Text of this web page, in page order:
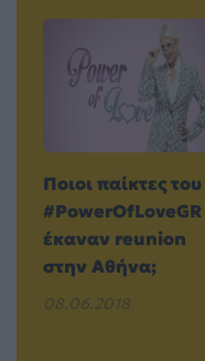
Ποιοι παίκτες του
#PowerOfLoveGR
έκαναν reunion
στην Αθήνα;
08.06.2018